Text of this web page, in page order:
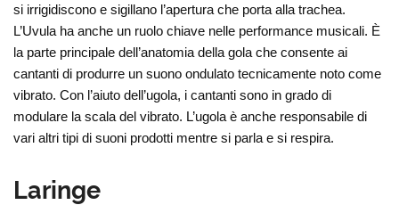
si irrigidiscono e sigillano l’apertura che porta alla trachea.
L’Uvula ha anche un ruolo chiave nelle performance musicali. È
la parte principale dell’anatomia della gola che consente ai
cantanti di produrre un suono ondulato tecnicamente noto come
vibrato. Con l’aiuto dell’ugola, i cantanti sono in grado di
modulare la scala del vibrato. L’ugola è anche responsabile di
vari altri tipi di suoni prodotti mentre si parla e si respira.
Laringe